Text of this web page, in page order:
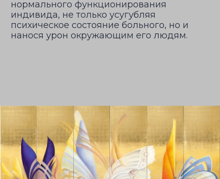
нормального функционирования
индивида, не только усугубляя
психическое состояние больного, но и
нанося урон окружающим его людям.